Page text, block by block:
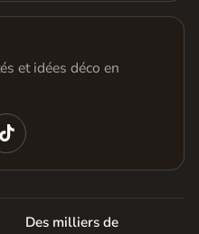
et idées déco en
Des milliers de